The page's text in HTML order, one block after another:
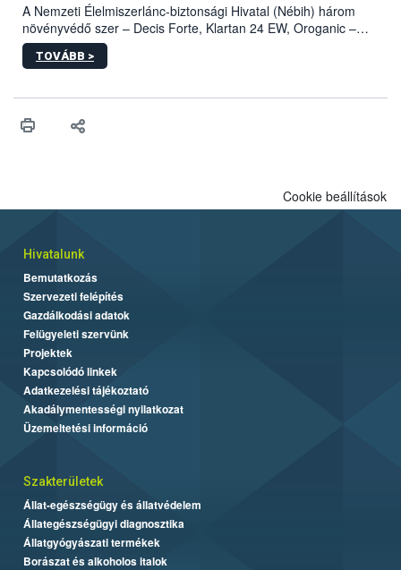
A Nemzeti Élelmiszerlánc-biztonsági Hivatal (Nébih) három
növényvédő szer – Decis Forte, Klartan 24 EW, Oroganic –
engedélyokiratát módosította, így azok a szüretet követően,
egészen a vesszőérettség (BBCH 91) stádiumáig
érésű szőlőkben is legyen lehetőség a károsító elleni további
felhasználók számára is elérhető és ökológiai termesztésben is
TOVÁBB >
Cookie beállítások
Hivatalunk
Bemutatkozás
Szervezeti felépítés
Gazdálkodási adatok
Felügyeleti szervünk
Projektek
Kapcsolódó linkek
Adatkezelési tájékoztató
Akadálymentességi nyilatkozat
Üzemeltetési információ
Szakterületek
Állat-egészségügy és állatvédelem
Állategészségügyi diagnosztika
Állatgyógyászati termékek
Borászat és alkoholos italok